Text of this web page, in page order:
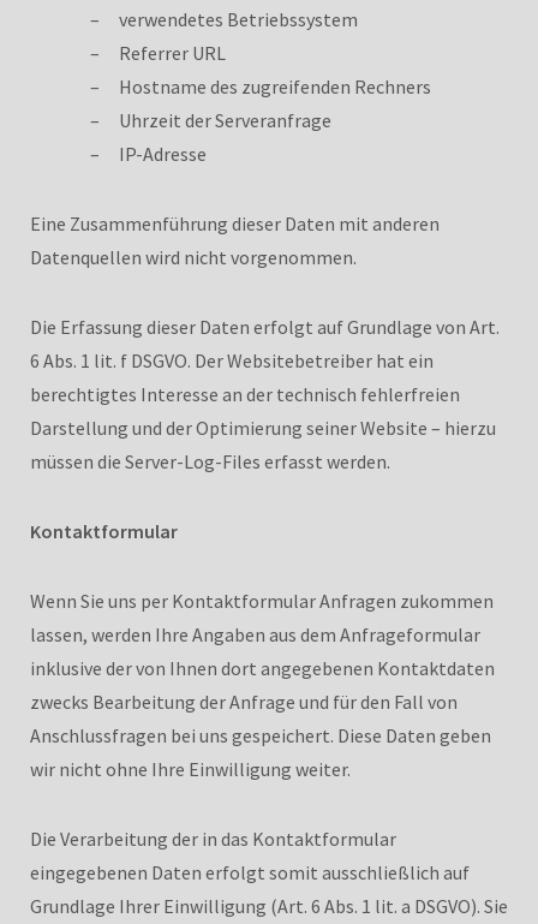
verwendetes Betriebssystem
Referrer URL
Hostname des zugreifenden Rechners
Uhrzeit der Serveranfrage
IP-Adresse
Eine Zusammenführung dieser Daten mit anderen
Datenquellen wird nicht vorgenommen.
Die Erfassung dieser Daten erfolgt auf Grundlage von Art.
6 Abs. 1 lit. f DSGVO. Der Websitebetreiber hat ein
berechtigtes Interesse an der technisch fehlerfreien
Darstellung und der Optimierung seiner Website – hierzu
müssen die Server-Log-Files erfasst werden.
Kontaktformular
Wenn Sie uns per Kontaktformular Anfragen zukommen
lassen, werden Ihre Angaben aus dem Anfrageformular
inklusive der von Ihnen dort angegebenen Kontaktdaten
zwecks Bearbeitung der Anfrage und für den Fall von
Anschlussfragen bei uns gespeichert. Diese Daten geben
wir nicht ohne Ihre Einwilligung weiter.
Die Verarbeitung der in das Kontaktformular
eingegebenen Daten erfolgt somit ausschließlich auf
Grundlage Ihrer Einwilligung (Art. 6 Abs. 1 lit. a DSGVO). Sie